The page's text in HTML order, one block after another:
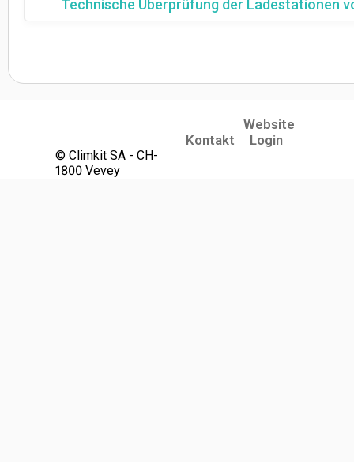
Technische Überprüfung der Ladestationen
Website
Kontakt
Login